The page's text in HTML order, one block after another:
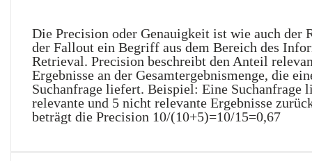
Die Precision oder Genauigkeit ist wie auch der
der Fallout ein Begriff aus dem Bereich des
Retrieval. Precision beschreibt den Anteil
Ergebnisse an der Gesamtergebnismenge, die
Suchanfrage liefert. Beispiel: Eine Suchanfrage
relevante und 5 nicht relevante Ergebnisse
beträgt die Precision 10/(10+5)=10/15=0,67